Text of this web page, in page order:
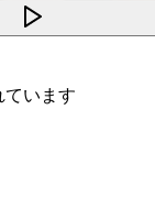
ています